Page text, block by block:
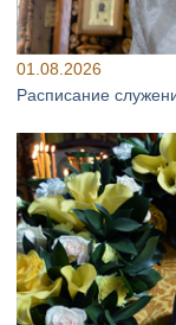
01.08.2026
Расписание